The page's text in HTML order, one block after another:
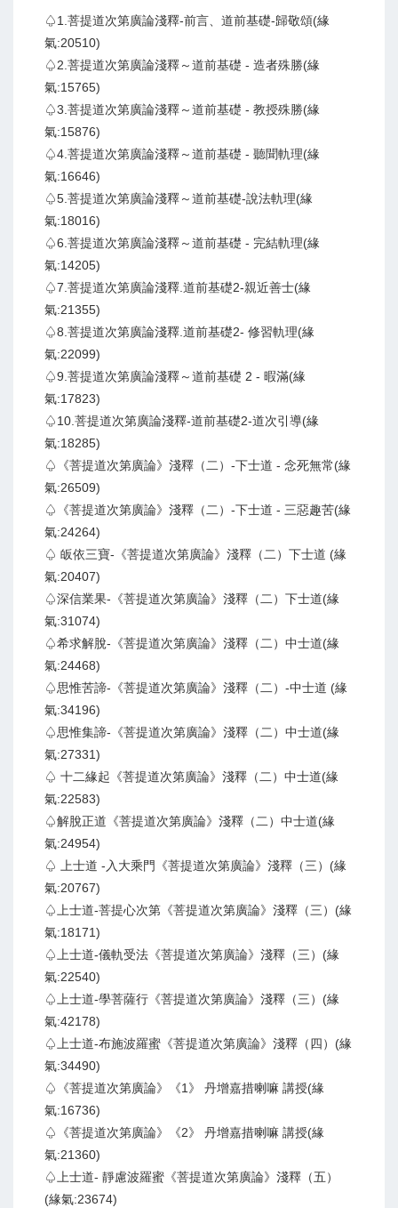
♤1.菩提道次第廣論淺釋-前言、道前基礎-歸敬頌(緣
氣:20510)
♤2.菩提道次第廣論淺釋～道前基礎 - 造者殊勝(緣
氣:15765)
♤3.菩提道次第廣論淺釋～道前基礎 - 教授殊勝(緣
氣:15876)
♤4.菩提道次第廣論淺釋～道前基礎 - 聽聞軌理(緣
氣:16646)
♤5.菩提道次第廣論淺釋～道前基礎-說法軌理(緣
氣:18016)
♤6.菩提道次第廣論淺釋～道前基礎 - 完結軌理(緣
氣:14205)
♤7.菩提道次第廣論淺釋.道前基礎2-親近善士(緣
氣:21355)
♤8.菩提道次第廣論淺釋.道前基礎2- 修習軌理(緣
氣:22099)
♤9.菩提道次第廣論淺釋～道前基礎 2 - 暇滿(緣
氣:17823)
♤10.菩提道次第廣論淺釋-道前基礎2-道次引導(緣
氣:18285)
♤《菩提道次第廣論》淺釋（二）-下士道 - 念死無常(緣
氣:26509)
♤《菩提道次第廣論》淺釋（二）-下士道 - 三惡趣苦(緣
氣:24264)
♤ 皈依三寶-《菩提道次第廣論》淺釋（二）下士道 (緣
氣:20407)
♤深信業果-《菩提道次第廣論》淺釋（二）下士道(緣
氣:31074)
♤希求解脫-《菩提道次第廣論》淺釋（二）中士道(緣
氣:24468)
♤思惟苦諦-《菩提道次第廣論》淺釋（二）-中士道 (緣
氣:34196)
♤思惟集諦-《菩提道次第廣論》淺釋（二）中士道(緣
氣:27331)
♤ 十二緣起《菩提道次第廣論》淺釋（二）中士道(緣
氣:22583)
♤解脫正道《菩提道次第廣論》淺釋（二）中士道(緣
氣:24954)
♤ 上士道 -入大乘門《菩提道次第廣論》淺釋（三）(緣
氣:20767)
♤上士道-菩提心次第《菩提道次第廣論》淺釋（三）(緣
氣:18171)
♤上士道-儀軌受法《菩提道次第廣論》淺釋（三）(緣
氣:22540)
♤上士道-學菩薩行《菩提道次第廣論》淺釋（三）(緣
氣:42178)
♤上士道-布施波羅蜜《菩提道次第廣論》淺釋（四）(緣
氣:34490)
♤《菩提道次第廣論》《1》 丹增嘉措喇嘛 講授(緣
氣:16736)
♤《菩提道次第廣論》《2》 丹增嘉措喇嘛 講授(緣
氣:21360)
♤上士道- 靜慮波羅蜜《菩提道次第廣論》淺釋（五）
(緣氣:23674)